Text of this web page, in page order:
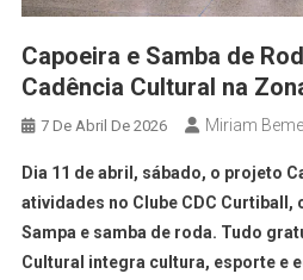
Capoeira e Samba de
Cadência Cultural na
7 De Abril De 2026 Miriam Bemel
Dia 11 de abril, sábado, o projeto
atividades no Clube CDC Curtiball,
Sampa e samba de roda. Tudo
Cultural integra cultura, esporte e